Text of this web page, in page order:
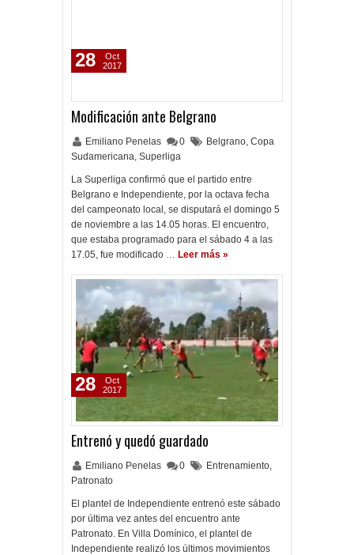
Modificación ante Belgrano
Emiliano Penelas 0 Belgrano, Copa
Sudamericana, Superliga
La Superliga confirmó que el partido entre
Belgrano e Independiente, por la octava fecha
del campeonato local, se disputará el domingo 5
de noviembre a las 14.05 horas. El encuentro,
que estaba programado para el sábado 4 a las
17.05, fue modificado … Leer más »
28
Oct
2017
Entrenó y quedó guardado
Emiliano Penelas 0 Entrenamiento,
Patronato
El plantel de Independiente entrenó este sábado
por última vez antes del encuentro ante
Patronato. En Villa Domínico, el plantel de
Independiente realizó los últimos movimientos
28
Oct
2017